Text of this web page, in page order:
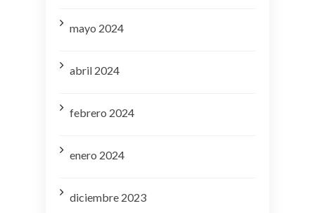
mayo 2024
abril 2024
febrero 2024
enero 2024
diciembre 2023